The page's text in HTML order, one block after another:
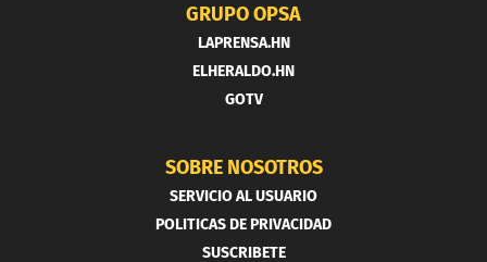
GRUPO OPSA
LAPRENSA.HN
ELHERALDO.HN
GOTV
SOBRE NOSOTROS
SERVICIO AL USUARIO
POLITICAS DE PRIVACIDAD
SUSCRIBETE